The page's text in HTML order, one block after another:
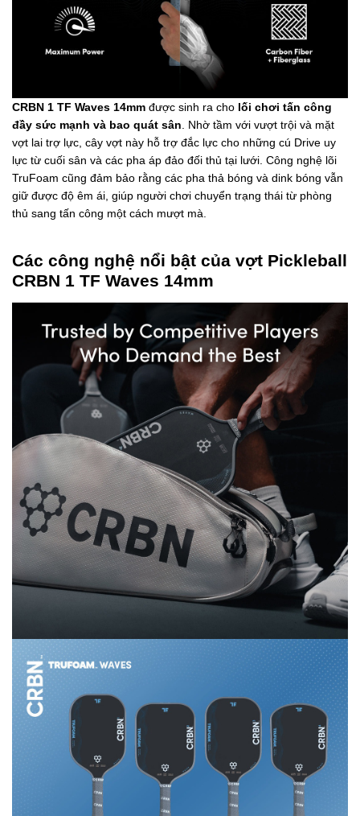
CRBN 1 TF Waves 14mm được sinh ra cho lối chơi tấn công
đầy sức mạnh và bao quát sân . Nhờ tầm với vượt trội và mặt
vợt lai trợ lực, cây vợt này hỗ trợ đắc lực cho những cú Drive uy
lực từ cuối sân và các pha áp đảo đối thủ tại lưới. Công nghệ lõi
TruFoam cũng đảm bảo rằng các pha thả bóng và dink bóng vẫn
giữ được độ êm ái, giúp người chơi chuyển trạng thái từ phòng
thủ sang tấn công một cách mượt mà.
Các công nghệ nổi bật của vợt Pickleball
CRBN 1 TF Waves 14mm